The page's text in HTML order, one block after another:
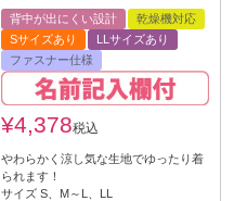
背中が出にくい設計
乾燥機対応
Sサイズあり
LLサイズあり
ファスナー仕様
¥4,378税込
やわらかく涼し気な生地でゆったり着
られます！
サイズ S、M～L、LL